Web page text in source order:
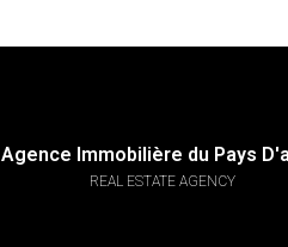
Agence Immobilière du Pays
REAL ESTATE AGENCY